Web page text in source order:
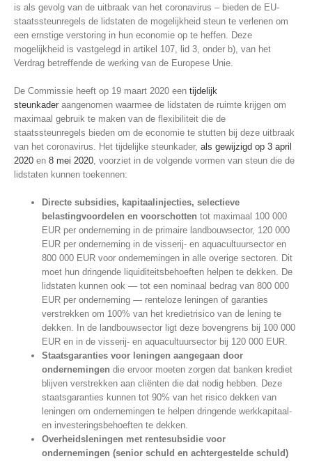
is als gevolg van de uitbraak van het coronavirus – bieden de EU-
staatssteunregels de lidstaten de mogelijkheid steun te verlenen om
een ernstige verstoring in hun economie op te heffen. Deze
mogelijkheid is vastgelegd in artikel 107, lid 3, onder b), van het
Verdrag betreffende de werking van de Europese Unie.
De Commissie heeft op 19 maart 2020 een tijdelijk
steunkader aangenomen waarmee de lidstaten de ruimte krijgen om
maximaal gebruik te maken van de flexibiliteit die de
staatssteunregels bieden om de economie te stutten bij deze uitbraak
van het coronavirus. Het tijdelijke steunkader, als gewijzigd op 3 april
2020 en 8 mei 2020, voorziet in de volgende vormen van steun die de
lidstaten kunnen toekennen:
Directe subsidies, kapitaalinjecties, selectieve
belastingvoordelen en voorschotten tot maximaal 100 000
EUR per onderneming in de primaire landbouwsector, 120 000
EUR per onderneming in de visserij- en aquacultuursector en
800 000 EUR voor ondernemingen in alle overige sectoren. Dit
moet hun dringende liquiditeitsbehoeften helpen te dekken. De
lidstaten kunnen ook — tot een nominaal bedrag van 800 000
EUR per onderneming — renteloze leningen of garanties
verstrekken om 100% van het kredietrisico van de lening te
dekken. In de landbouwsector ligt deze bovengrens bij 100 000
EUR en in de visserij- en aquacultuursector bij 120 000 EUR.
Staatsgaranties voor leningen aangegaan door
ondernemingen die ervoor moeten zorgen dat banken krediet
blijven verstrekken aan cliënten die dat nodig hebben. Deze
staatsgaranties kunnen tot 90% van het risico dekken van
leningen om ondernemingen te helpen dringende werkkapitaal-
en investeringsbehoeften te dekken.
Overheidsleningen met rentesubsidie voor
ondernemingen (senior schuld en achtergestelde schuld)